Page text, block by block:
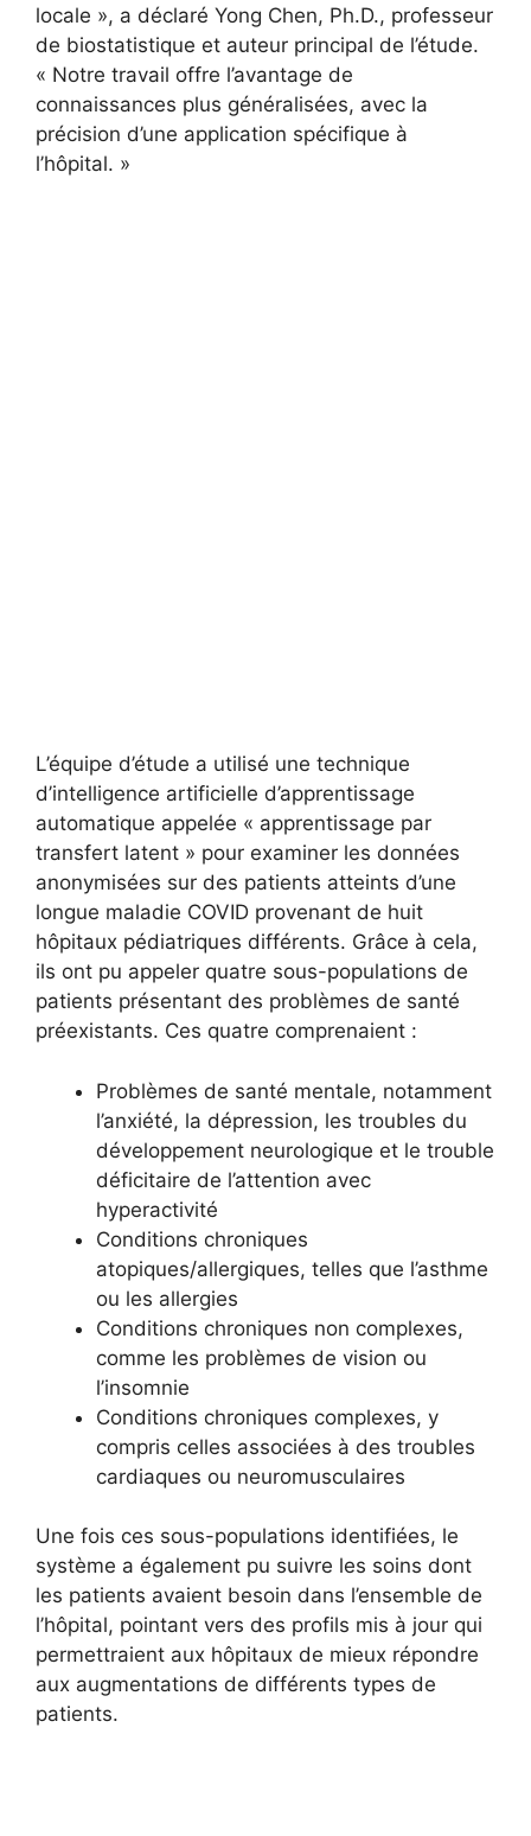
locale », a déclaré Yong Chen, Ph.D., professeur
de biostatistique et auteur principal de l’étude.
« Notre travail offre l’avantage de
connaissances plus généralisées, avec la
précision d’une application spécifique à
l’hôpital. »
L’équipe d’étude a utilisé une technique
d’intelligence artificielle d’apprentissage
automatique appelée « apprentissage par
transfert latent » pour examiner les données
anonymisées sur des patients atteints d’une
longue maladie COVID provenant de huit
hôpitaux pédiatriques différents. Grâce à cela,
ils ont pu appeler quatre sous-populations de
patients présentant des problèmes de santé
préexistants. Ces quatre comprenaient :
Problèmes de santé mentale, notamment
l’anxiété, la dépression, les troubles du
développement neurologique et le trouble
déficitaire de l’attention avec
hyperactivité
Conditions chroniques
atopiques/allergiques, telles que l’asthme
ou les allergies
Conditions chroniques non complexes,
comme les problèmes de vision ou
l’insomnie
Conditions chroniques complexes, y
compris celles associées à des troubles
cardiaques ou neuromusculaires
Une fois ces sous-populations identifiées, le
système a également pu suivre les soins dont
les patients avaient besoin dans l’ensemble de
l’hôpital, pointant vers des profils mis à jour qui
permettraient aux hôpitaux de mieux répondre
aux augmentations de différents types de
patients.